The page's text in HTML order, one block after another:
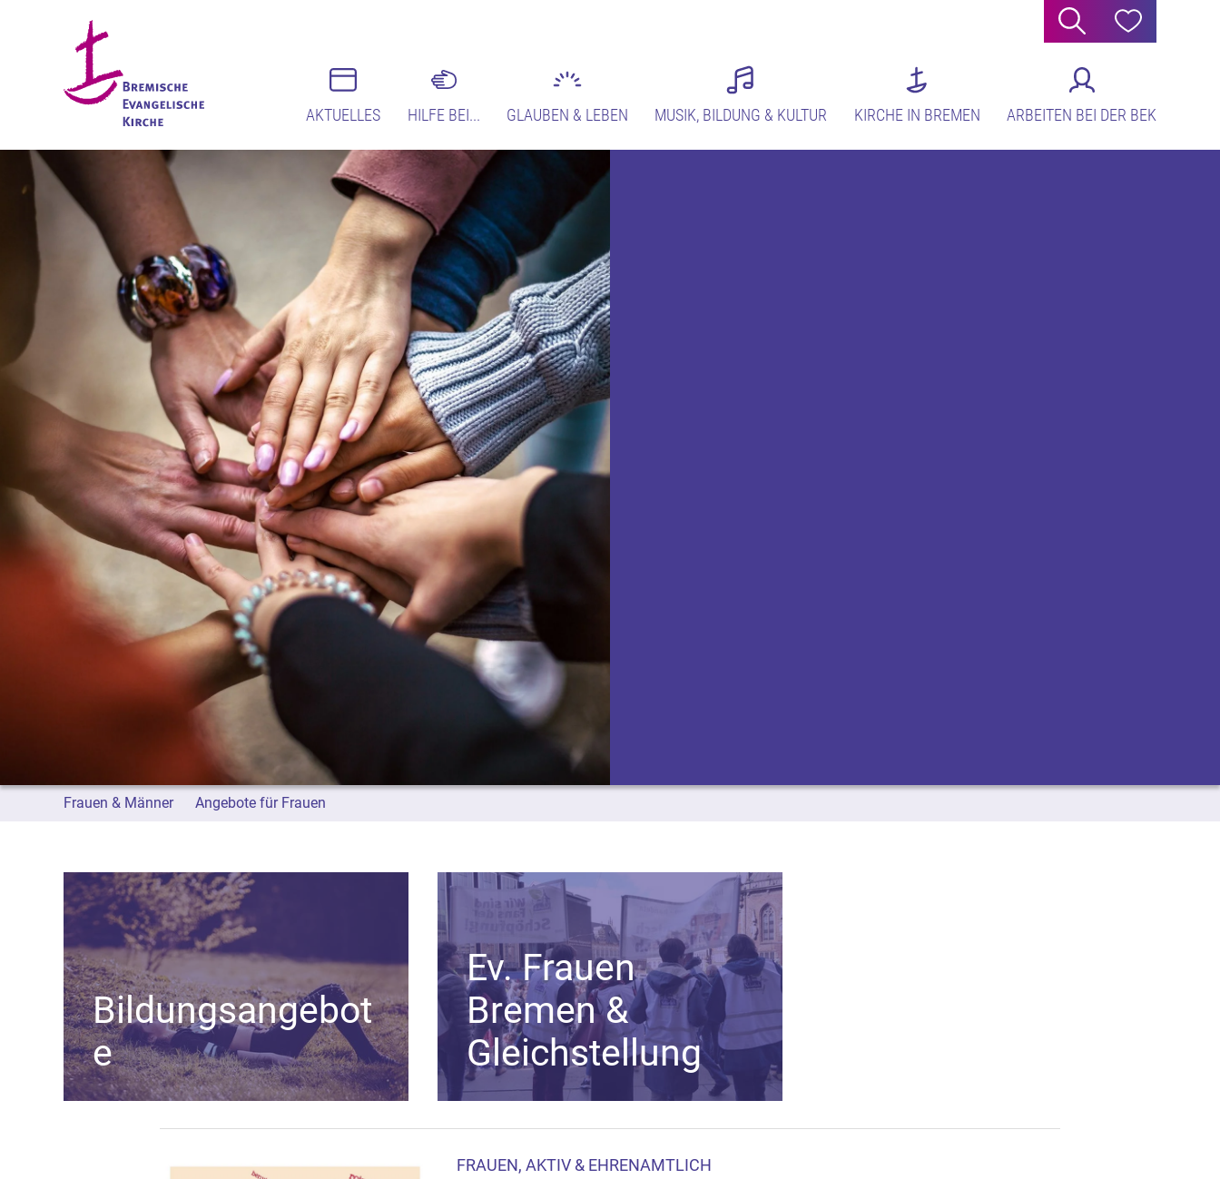
Suche Hilfe
AKTUELLES HILFE BEI... GLAUBEN & LEBEN MUSIK, BILDUNG & KULTUR KIRCHE IN BREMEN ARBEITEN BEI DER BEK
Frauen & Männer Angebote für Frauen
Bildungsangebot
e
Ev. Frauen
Bremen &
Gleichstellung
FRAUEN, AKTIV & EHRENAMTLICH